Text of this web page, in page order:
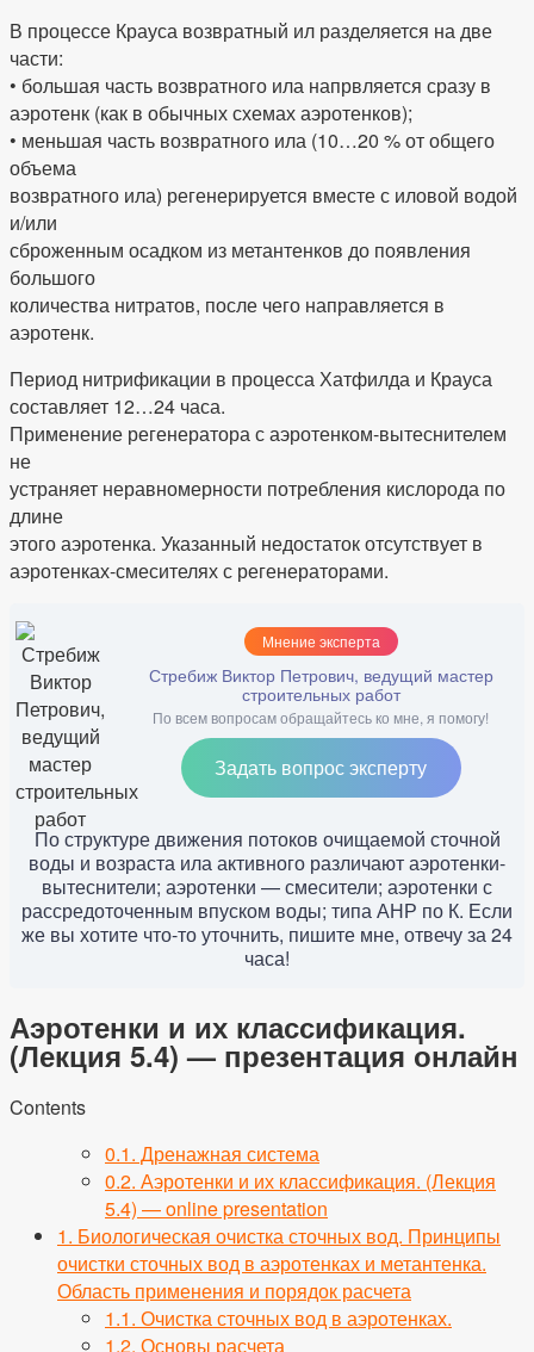
В процессе Крауса возвратный ил разделяется на две
части:
• большая часть возвратного ила напрвляется сразу в
аэротенк (как в обычных схемах аэротенков);
• меньшая часть возвратного ила (10…20 % от общего
объема
возвратного ила) регенерируется вместе с иловой водой
и/или
сброженным осадком из метантенков до появления
большого
количества нитратов, после чего направляется в
аэротенк.
Период нитрификации в процесса Хатфилда и Крауса
составляет 12…24 часа.
Применение регенератора с аэротенком-вытеснителем
не
устраняет неравномерности потребления кислорода по
длине
этого аэротенка. Указанный недостаток отсутствует в
аэротенках-смесителях с регенераторами.
Мнение эксперта
Стребиж Виктор Петрович, ведущий мастер
строительных работ
По всем вопросам обращайтесь ко мне, я помогу!
Задать вопрос эксперту
По структуре движения потоков очищаемой сточной
воды и возраста ила активного различают аэротенки-
вытеснители; аэротенки — смесители; аэротенки с
рассредоточенным впуском воды; типа АНР по К. Если
же вы хотите что-то уточнить, пишите мне, отвечу за 24
часа!
Аэротенки и их классификация.
(Лекция 5.4) — презентация онлайн
Contents
0.1. Дренажная система
0.2. Аэротенки и их классификация. (Лекция
5.4) — online presentation
1. Биологическая очистка сточных вод. Принципы
очистки сточных вод в аэротенках и метантенка.
Область применения и порядок расчета
1.1. Очистка сточных вод в аэротенках.
1.2. Основы расчета